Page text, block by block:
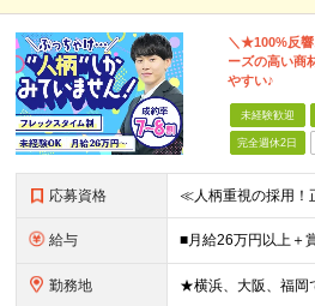
＼★100%反
ーズの高い商
やすい♪
未経験歓迎
完全週休2日
応募資格
給与
勤務地